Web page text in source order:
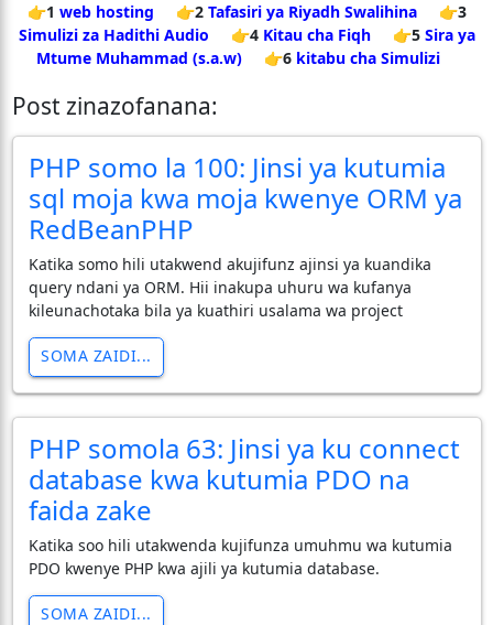
👉1 web hosting 👉2 Tafasiri ya Riyadh Swalihina
👉3
Simulizi za Hadithi Audio
👉4 Kitau cha Fiqh 👉5 Sira ya
Mtume Muhammad (s.a.w)
👉6 kitabu cha Simulizi
Post zinazofanana:
PHP somo la 100: Jinsi ya kutumia
sql moja kwa moja kwenye ORM ya
RedBeanPHP
Katika somo hili utakwend akujifunz ajinsi ya kuandika
query ndani ya ORM. Hii inakupa uhuru wa kufanya
kileunachotaka bila ya kuathiri usalama wa project
SOMA ZAIDI...
PHP somola 63: Jinsi ya ku connect
database kwa kutumia PDO na
faida zake
Katika soo hili utakwenda kujifunza umuhmu wa kutumia
PDO kwenye PHP kwa ajili ya kutumia database.
SOMA ZAIDI...